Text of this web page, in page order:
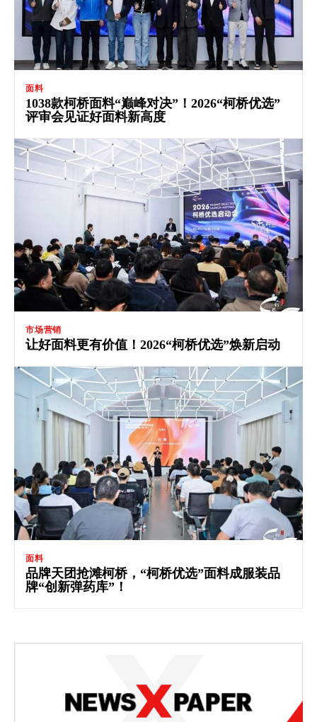
面料
1038款柯桥面料“巅峰对决”！2026“柯桥优选”
评审会见证好面料新高度
市场营销
让好面料更有价值！2026“柯桥优选”焕新启动
面料
品牌天团抢滩柯桥，“柯桥优选”面料成服装品
牌“创新弹药库”！